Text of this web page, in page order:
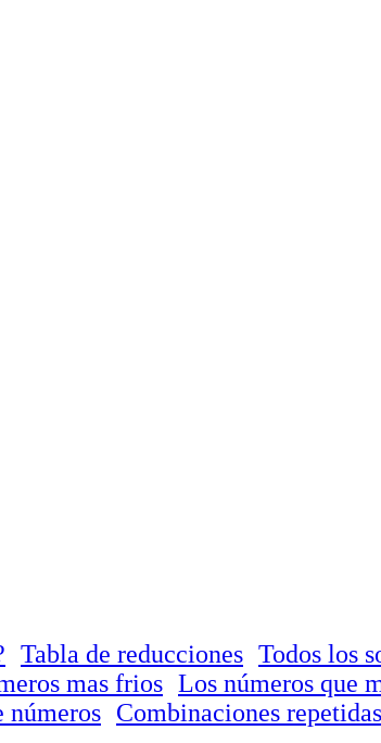
Tabla de reducciones Todos los
mas frios Los números que
números Combinaciones repetidas